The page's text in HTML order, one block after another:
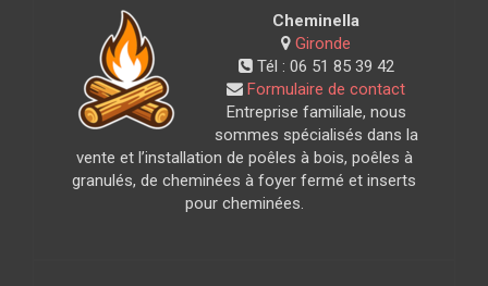
Cheminella
Gironde
Tél : 06 51 85 39 42
Formulaire de contact
Entreprise familiale, nous
sommes spécialisés dans la
vente et l’installation de poêles à bois, poêles à
granulés, de cheminées à foyer fermé et inserts
pour cheminées.